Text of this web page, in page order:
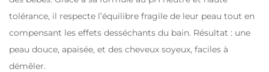
tolérance, il respecte l’équilibre fragile de leur peau tout en
compensant les effets desséchants du bain. Résultat : une
peau douce, apaisée, et des cheveux soyeux, faciles à
démêler.